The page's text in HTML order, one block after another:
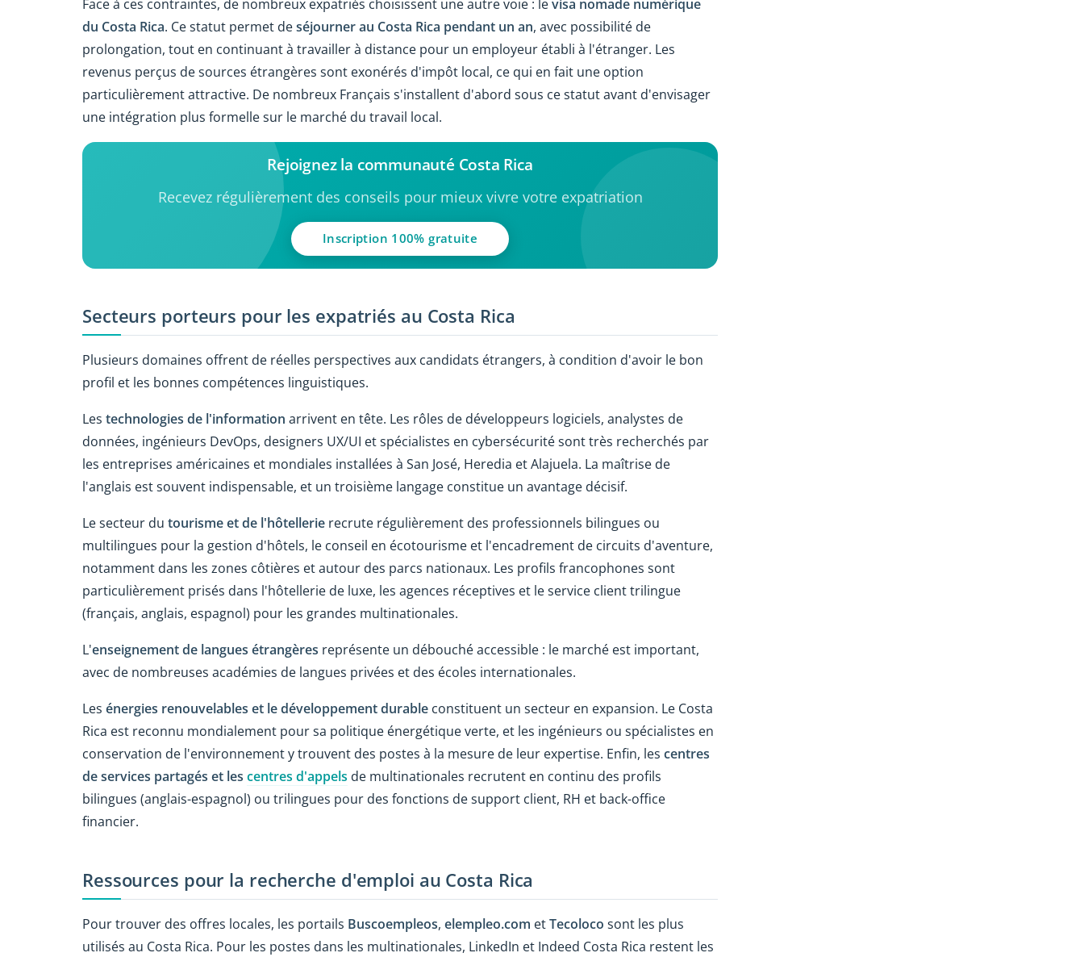
Face à ces contraintes, de nombreux expatriés choisissent une autre voie : levisa nomade numérique
du Costa Rica. Ce statut permet deséjourner au Costa Rica pendant un an, avec possibilité de
prolongation, tout en continuant à travailler à distance pour un employeur établi à l'étranger. Les
revenus perçus de sources étrangères sont exonérés d'impôt local, ce qui en fait une option
particulièrement attractive. De nombreux Français s'installent d'abord sous ce statut avant d'envisager
une intégration plus formelle sur le marché du travail local.
Rejoignez la communauté Costa Rica
Recevez régulièrement des conseils pour mieux vivre votre expatriation
Inscription 100% gratuite
Secteurs porteurs pour les expatriés au Costa Rica
Plusieurs domaines offrent de réelles perspectives aux candidats étrangers, à condition d'avoir le bon
profil et les bonnes compétences linguistiques.
Les technologies de l'information arrivent en tête. Les rôles de développeurs logiciels, analystes de
données, ingénieurs DevOps, designers UX/UI et spécialistes en cybersécurité sont très recherchés par
les entreprises américaines et mondiales installées à San José, Heredia et Alajuela. La maîtrise de
l'anglais est souvent indispensable, et un troisième langage constitue un avantage décisif.
Le secteur du tourisme et de l'hôtellerie recrute régulièrement des professionnels bilingues ou
multilingues pour la gestion d'hôtels, le conseil en écotourisme et l'encadrement de circuits d'aventure,
notamment dans les zones côtières et autour des parcs nationaux. Les profils francophones sont
particulièrement prisés dans l'hôtellerie de luxe, les agences réceptives et le service client trilingue
(français, anglais, espagnol) pour les grandes multinationales.
L'enseignement de langues étrangères représente un débouché accessible : le marché est important,
avec de nombreuses académies de langues privées et des écoles internationales.
Les énergies renouvelables et le développement durable constituent un secteur en expansion. Le Costa
Rica est reconnu mondialement pour sa politique énergétique verte, et les ingénieurs ou spécialistes en
conservation de l'environnement y trouvent des postes à la mesure de leur expertise. Enfin, les centres
de services partagés et les centres d'appels de multinationales recrutent en continu des profils
bilingues (anglais-espagnol) ou trilingues pour des fonctions de support client, RH et back-office
financier.
Ressources pour la recherche d'emploi au Costa Rica
Pour trouver des offres locales, les portails Buscoempleos, elempleo.com etTecoloco sont les plus
utilisés au Costa Rica. Pour les postes dans les multinationales, LinkedIn et Indeed Costa Rica restent les